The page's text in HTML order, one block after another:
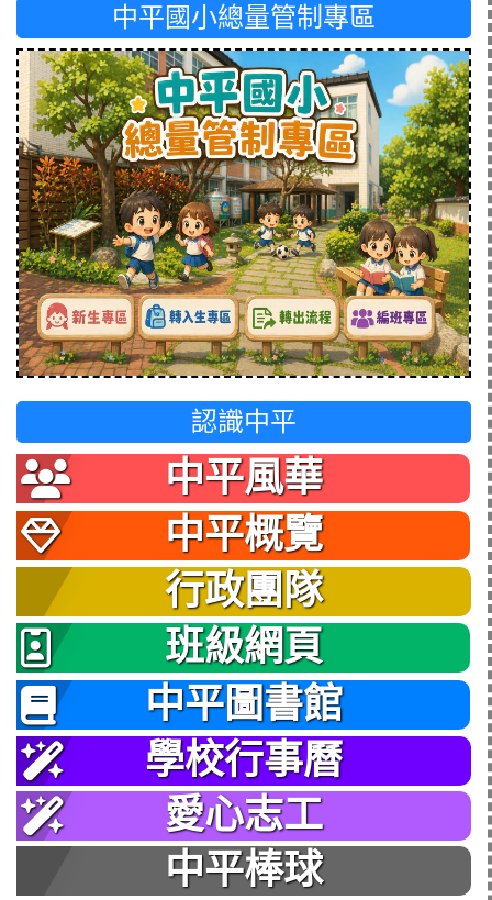
中平國小總量管制專區
認識中平
中平風華
中平概覽
行政團隊
班級網頁
中平圖書館
學校行事曆
愛心志工
中平棒球